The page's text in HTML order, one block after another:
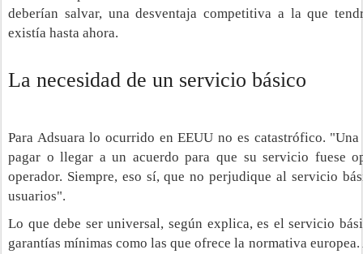
deberían salvar, una desventaja competitiva a la que
existía hasta ahora.
La necesidad de un servicio básico
Para Adsuara lo ocurrido en EEUU no es catastrófico.
pagar o llegar a un acuerdo para que su servicio fuese
operador. Siempre, eso sí, que no perjudique al servicio
usuarios".
Lo que debe ser universal, según explica, es el servicio
garantías mínimas como las que ofrece la normativa